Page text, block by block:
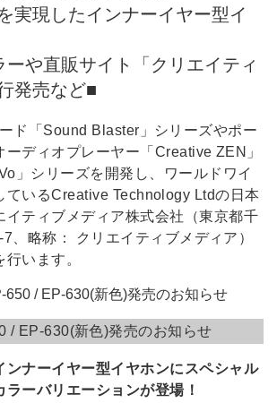
実現したインナーイヤー型イ
ーや直販サイト「クリエイティ
発売など■
ド「Sound Blaster」シリーズやポー
ーディオプレーヤー「Creative ZEN」
」シリーズを開発し、ワールドワイ
ているCreative Technology Ltdの日本
イティブメディア株式会社（東京都千
、略称： クリエイティブメディア）
います。
650 / EP-630(新色)発売のお知らせ
/ EP-630(新色)発売のお知らせ
ンナーイヤー型イヤホンにスペシャル
ラーバリエーションが登場！